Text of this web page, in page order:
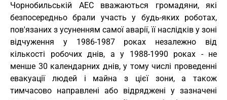
Чорнобильській АЕС вважаються громадяни, які
безпосередньо брали участь у будь-яких роботах,
пов'язаних з усуненням самої аварії, її наслідків у зоні
відчуження у 1986-1987 роках незалежно від
кількості робочих днів, а у 1988-1990 роках - не
менше 30 календарних днів, у тому числі проведенні
евакуації людей і майна з цієї зони, а також
тимчасово направлені або відряджені у зазначені